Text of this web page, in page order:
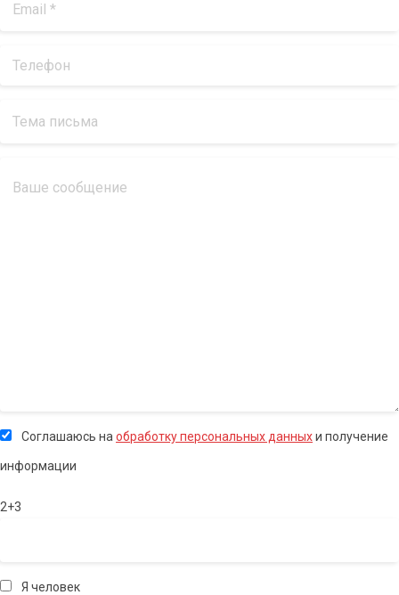
Соглашаюсь на обработку персональных данныхи получение
информации
2+3
Я человек